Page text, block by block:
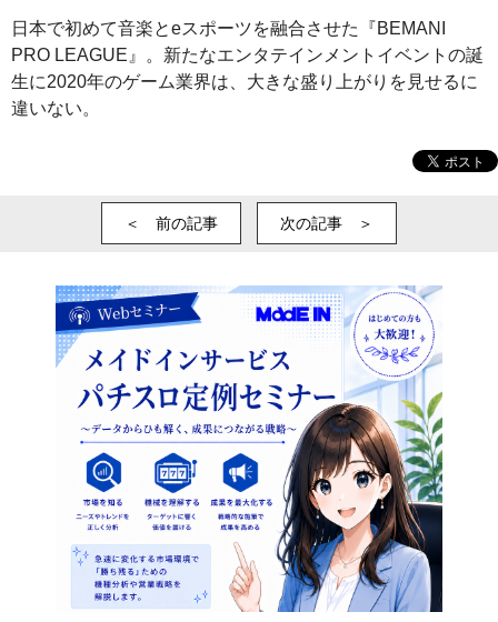
日本で初めて音楽とeスポーツを融合させた『BEMANI
PRO LEAGUE』。新たなエンタテインメントイベントの誕
生に2020年のゲーム業界は、大きな盛り上がりを見せるに
違いない。
＜ 前の記事 次の記事 ＞